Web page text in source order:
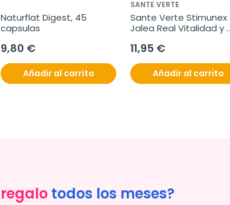
Naturflat Digest, 45
capsulas
9,80 €
Añadir al carrito
SANTE VERTE
Sante Verte Stimunex
Jalea Real Vitalidad y
11,95 €
Añadir al carrito
regalo todos los meses?